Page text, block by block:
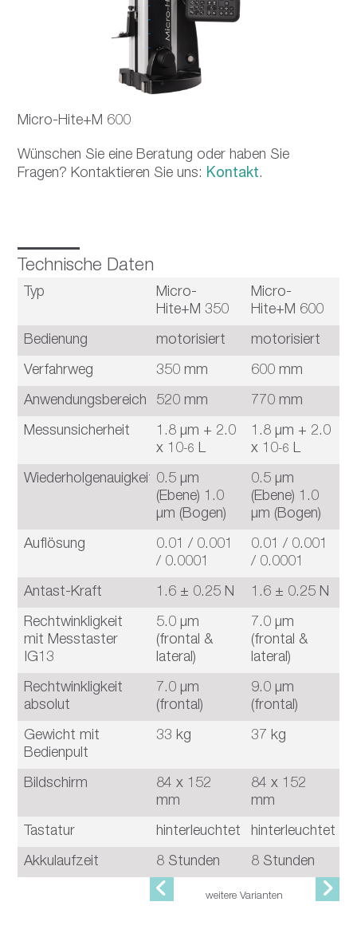
Micro-Hite+M 600
Wünschen Sie eine Beratung oder haben Sie
Fragen? Kontaktieren Sie uns: Kontakt.
Technische Daten
Typ
Bedienung
Verfahrweg
Anwendungsbereich
Messunsicherheit
Wiederholgenauigkeit
Auflösung
Antast-Kraft
Rechtwinkligkeit
mit Messtaster
IG13
Rechtwinkligkeit
absolut
Gewicht mit
Bedienpult
Bildschirm
Tastatur
Akkulaufzeit
Micro-
Hite+M 350
motorisiert
350 mm
520 mm
1.8 μm + 2.0
x 10-6 L
0.5 μm
(Ebene) 1.0
μm (Bogen)
0.01 / 0.001
/ 0.0001
1.6 ± 0.25 N
5.0 μm
(frontal &
lateral)
7.0 μm
(frontal)
33 kg
84 x 152
mm
hinterleuchtet
8 Stunden
Micro-
Hite+M 600
motorisiert
600 mm
770 mm
1.8 μm + 2.0
x 10-6 L
0.5 μm
(Ebene) 1.0
μm (Bogen)
0.01 / 0.001
/ 0.0001
1.6 ± 0.25 N
7.0 μm
(frontal &
lateral)
9.0 μm
(frontal)
37 kg
84 x 152
mm
hinterleuchtet
8 Stunden
weitere Varianten